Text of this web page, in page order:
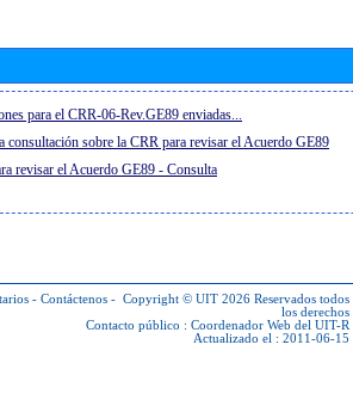
para el CRR-06-Rev.GE89 enviadas...
consultación sobre la CRR para revisar el Acuerdo GE89
revisar el Acuerdo GE89 - Consulta
- Contáctenos - Copyright © UIT 2026 Reservados todos
los derechos
Contacto público : Coordenador Web del UIT-R
Actualizado el : 2011-06-15